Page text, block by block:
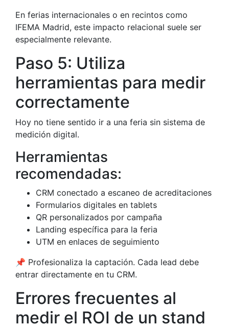
En ferias internacionales o en recintos como
IFEMA Madrid, este impacto relacional suele ser
especialmente relevante.
Paso 5: Utiliza
herramientas para medir
correctamente
Hoy no tiene sentido ir a una feria sin sistema de
medición digital.
Herramientas
recomendadas:
CRM conectado a escaneo de acreditaciones
Formularios digitales en tablets
QR personalizados por campaña
Landing específica para la feria
UTM en enlaces de seguimiento
📌 Profesionaliza la captación. Cada lead debe
entrar directamente en tu CRM.
Errores frecuentes al
medir el ROI de un stand